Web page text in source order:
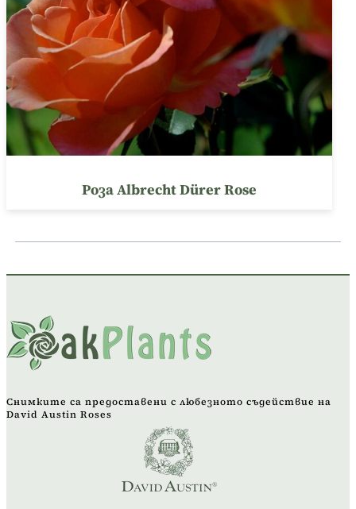
Роза Albrecht Dürer Rose
Снимките са предоставени с любезното съдействие на
David Austin Roses